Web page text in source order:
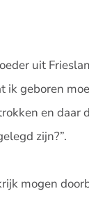
uit
ik geboren
en daar
zijn?”.
mogen